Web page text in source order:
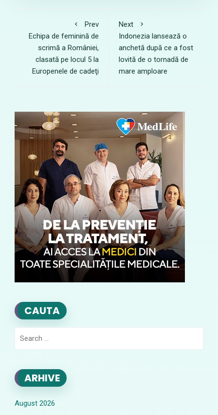
Prev
Echipa de feminină de
scrimă a României,
clasată pe locul 5 la
Europenele de cadeţi
Next
Indonezia lansează o
anchetă după ce a fost
lovită de o tornadă de
mare amploare
CAUTA
ARHIVE
August 2026